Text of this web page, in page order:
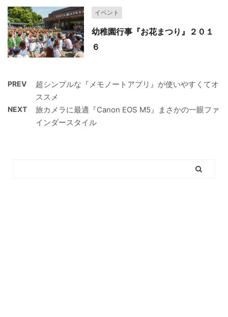
イベント
幼稚園行事『お花まつり』２０１
６
PREV
超シンプルな『メモノートアプリ』が使いやすくてオ
ススメ
NEXT
旅カメラに最適『Canon EOS M5』まさかの一眼ファ
インダースタイル